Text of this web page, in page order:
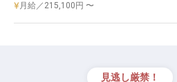
月給／215,100円 〜
見逃し厳禁！